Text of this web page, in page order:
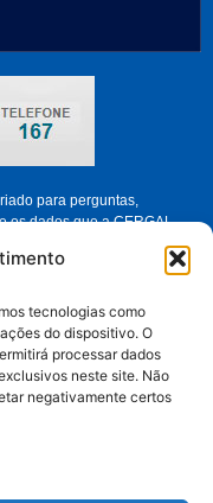
tecnologias como
do dispositivo. O
processar dados
neste site. Não
negativamente certos
para perguntas,
os dados que a CERGAL
e nos ajudar a melhorar
dos dados pessoais de